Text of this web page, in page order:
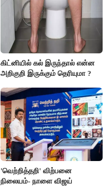
கிட்னியில் கல் இருந்தால் என்ன
அறிகுறி இருக்கும் தெரியுமா ?
'வெற்றித்தறி' விற்பனை
நிலையம்- நாளை விஜய்